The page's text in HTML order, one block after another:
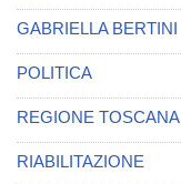
GABRIELLA BERTINI
POLITICA
REGIONE TOSCANA
RIABILITAZIONE